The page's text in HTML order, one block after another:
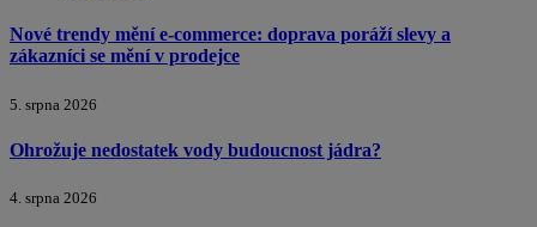
Nové trendy mění e-commerce: doprava poráží slevy a
zákazníci se mění v prodejce
5. srpna 2026
Ohrožuje nedostatek vody budoucnost jádra?
4. srpna 2026